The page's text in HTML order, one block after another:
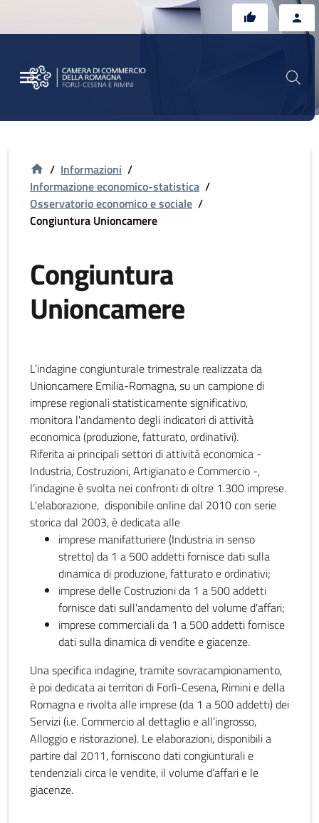
/ Informazioni /
Informazione economico-statistica /
Osservatorio economico e sociale /
Congiuntura Unioncamere
Congiuntura
Unioncamere
L’indagine congiunturale trimestrale realizzata da
Unioncamere Emilia-Romagna, su un campione di
imprese regionali statisticamente significativo,
monitora l'andamento degli indicatori di attività
economica (produzione, fatturato, ordinativi).
Riferita ai principali settori di attività economica -
Industria, Costruzioni, Artigianato e Commercio -,
l’indagine è svolta nei confronti di oltre 1.300 imprese.
L'elaborazione, disponibile online dal 2010 con serie
storica dal 2003, è dedicata alle
imprese manifatturiere (Industria in senso
stretto) da 1 a 500 addetti fornisce dati sulla
dinamica di produzione, fatturato e ordinativi;
imprese delle Costruzioni da 1 a 500 addetti
fornisce dati sull'andamento del volume d'affari;
imprese commerciali da 1 a 500 addetti fornisce
dati sulla dinamica di vendite e giacenze.
Una specifica indagine, tramite sovracampionamento,
è poi dedicata ai territori di Forlì-Cesena, Rimini e della
Romagna e rivolta alle imprese (da 1 a 500 addetti) dei
Servizi (i.e. Commercio al dettaglio e all’ingrosso,
Alloggio e ristorazione). Le elaborazioni, disponibili a
partire dal 2011, forniscono dati congiunturali e
tendenziali circa le vendite, il volume d’affari e le
giacenze.